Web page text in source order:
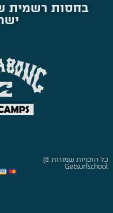
בחסות רשמית
כל הזכויות שמורות @
Getsurfschool